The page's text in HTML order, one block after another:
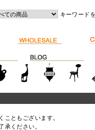
キーワード
こともございます。
承ください。